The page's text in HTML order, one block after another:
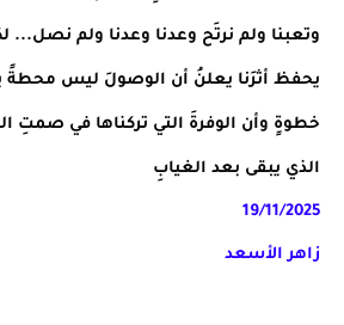
وتعبنا ولم نرتَح وعدنا وعدنا ولم نصل...
يحفظ أثرَنا يعلنُ أن الوصولَ ليس محطةً
خطوةٍ وأن الوفرةَ التي تركناها في صمتِ
الذي يبقى بعد الغيابِ
19/11/2025
زاهر الأسعد